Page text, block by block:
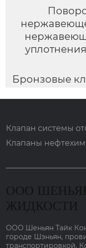
Бронзовые
Клапан системы
Клапаны
ООО
ЖИДКОСТИ
ООО Шеньян Тайк
городе Шэньян,
транспортировкой.